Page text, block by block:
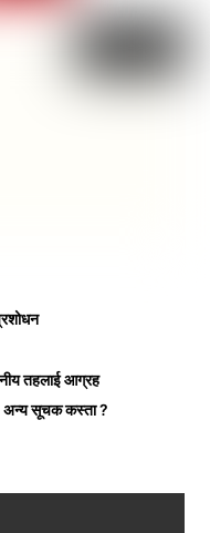
तहलाई आग्रह
अन्य सूचक कस्ता ?